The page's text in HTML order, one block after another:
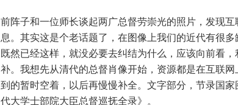
前阵子和一位师长谈起两广总督劳崇光的照片，发现
息。其实这是个老话题了，在图像上我们的近代有很多
既然已经这样，就没必要去纠结为什么，应该向前看
补。我想先从清代的总督肖像开始，资源都是在互联
到的暂时空着，以后再慢慢补全。文字部分，节录国
代大学士部院大臣总督巡抚全录》。